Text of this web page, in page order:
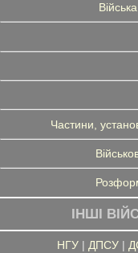
Частини,
ІНШІ
НГУ| ДПСУ|